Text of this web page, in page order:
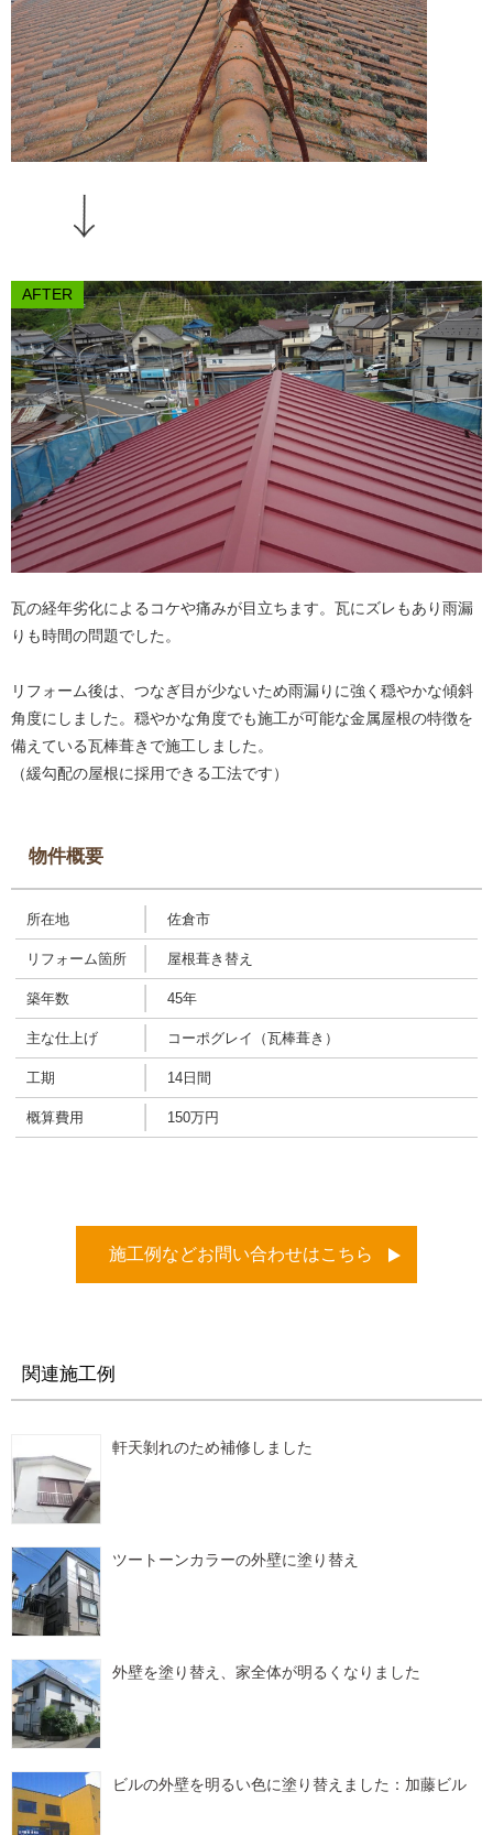
AFTER
瓦の経年劣化によるコケや痛みが目立ちます。瓦にズレもあり雨漏
りも時間の問題でした。
リフォーム後は、つなぎ目が少ないため雨漏りに強く穏やかな傾斜
角度にしました。穏やかな角度でも施工が可能な金属屋根の特徴を
備えている瓦棒葺きで施工しました。
（緩勾配の屋根に採用できる工法です）
物件概要
所在地 佐倉市
リフォーム箇所 屋根葺き替え
築年数 45年
主な仕上げ コーポグレイ（瓦棒葺き）
工期 14日間
概算費用 150万円
施工例などお問い合わせはこちら
関連施工例
軒天剝れのため補修しました
ツートーンカラーの外壁に塗り替え
外壁を塗り替え、家全体が明るくなりました
ビルの外壁を明るい色に塗り替えました：加藤ビル